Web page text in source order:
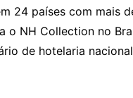
24 países com mais
o NH Collection no
de hotelaria